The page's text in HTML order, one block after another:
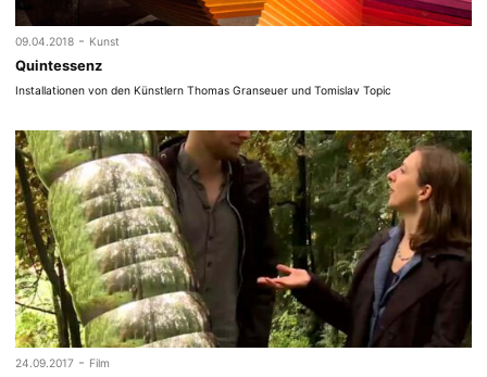
09.04.2018 - Kunst
Quintessenz
Installationen von den Künstlern Thomas Granseuer und Tomislav Topic
24.09.2017 - Film